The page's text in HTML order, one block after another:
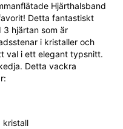
Hjärthalsband
Detta fantastiskt
hjärtan som är
i kristaller och
val i ett elegant typsnitt.
Detta vackra
kristall